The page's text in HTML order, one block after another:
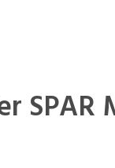
SPAR